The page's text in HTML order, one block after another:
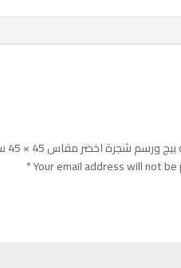
شجرة اخضر مقاس 45 × 45 سم”
Your email address will not be
*